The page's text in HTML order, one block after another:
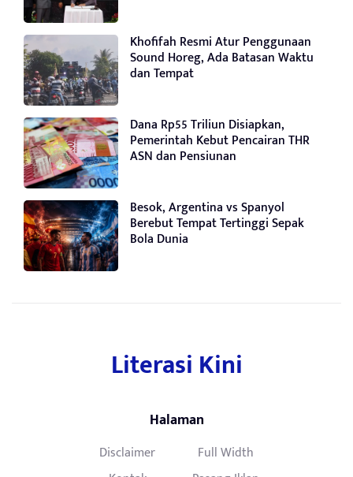
Khofifah Resmi Atur Penggunaan
Sound Horeg, Ada Batasan Waktu
dan Tempat
Dana Rp55 Triliun Disiapkan,
Pemerintah Kebut Pencairan THR
ASN dan Pensiunan
Besok, Argentina vs Spanyol
Berebut Tempat Tertinggi Sepak
Bola Dunia
Literasi Kini
Halaman
Disclaimer
Full Width